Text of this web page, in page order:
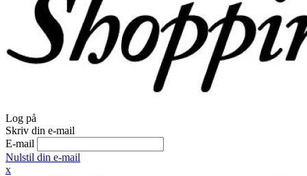
Log på
Skriv din e-mail
E-mail
Nulstil din e-mail
x